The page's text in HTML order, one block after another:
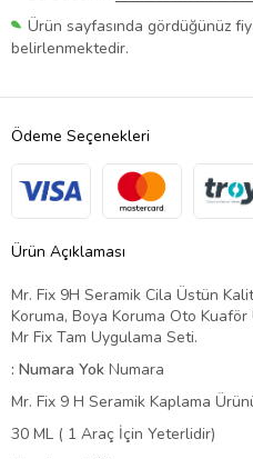
Ürün sayfasında gördüğünüz
belirlenmektedir.
Ödeme Seçenekleri
Ürün Açıklaması
Mr. Fix 9H Seramik Cila Üstün
Koruma, Boya Koruma Oto
Mr Fix Tam Uygulama Seti.
: Numara Yok Numara
Mr. Fix 9 H Seramik Kaplama
30 ML ( 1 Araç İçin Yeterlidir)